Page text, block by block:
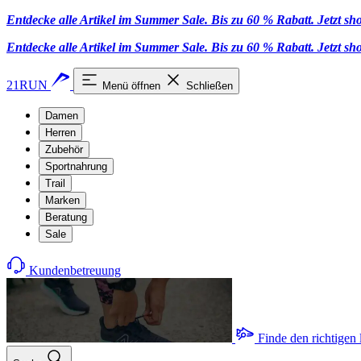
Entdecke alle Artikel im Summer Sale. Bis zu 60 % Rabatt. Jetzt
Entdecke alle Artikel im Summer Sale. Bis zu 60 % Rabatt. Jetzt
21RUN Menü öffnen Schließen
Damen
Herren
Zubehör
Sportnahrung
Trail
Marken
Beratung
Sale
Kundenbetreuung
Finde den richtigen